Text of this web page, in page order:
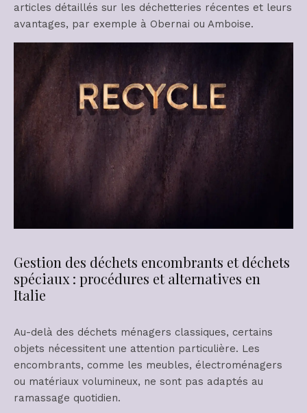
articles détaillés sur les déchetteries récentes et leurs
avantages, par exemple à Obernai ou Amboise.
Gestion des déchets encombrants et déchets
spéciaux : procédures et alternatives en
Italie
Au-delà des déchets ménagers classiques, certains
objets nécessitent une attention particulière. Les
encombrants, comme les meubles, électroménagers
ou matériaux volumineux, ne sont pas adaptés au
ramassage quotidien.